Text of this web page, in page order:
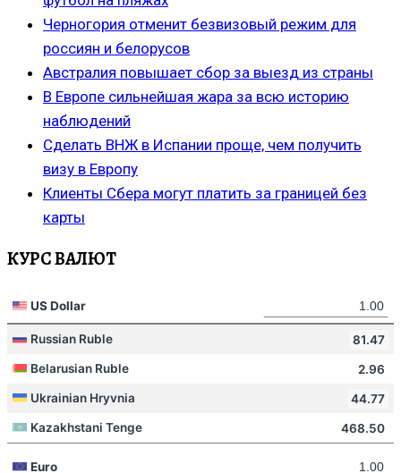
Черногория отменит безвизовый режим для
россиян и белорусов
Австралия повышает сбор за выезд из страны
В Европе сильнейшая жара за всю историю
наблюдений
Сделать ВНЖ в Испании проще, чем получить
визу в Европу
Клиенты Сбера могут платить за границей без
карты
КУРС ВАЛЮТ